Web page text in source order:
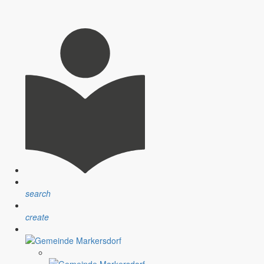
search
create
Sie mir heute bitte ein paar ganz persönliche Worte. Ich
die anderen sprechen über die
immer wieder feststellen, dass nur sehr wenige Menschen
kann nicht darüber hinweg täuschen, dass es in unserem